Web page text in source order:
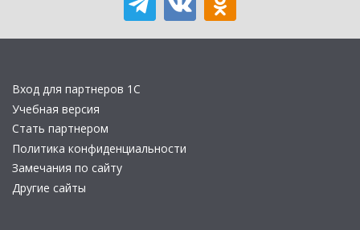
Вход для партнеров 1С
Учебная версия
Стать партнером
Политика конфиденциальности
Замечания по сайту
Другие сайты